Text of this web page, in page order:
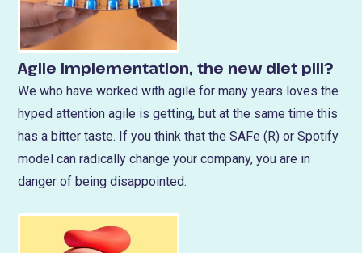
Agile implementation, the new diet pill?
We who have worked with agile for many years loves the
hyped attention agile is getting, but at the same time this
has a bitter taste. If you think that the SAFe (R) or Spotify
model can radically change your company, you are in
danger of being disappointed.